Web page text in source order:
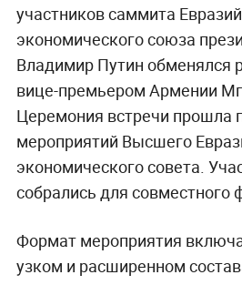
участников саммита
экономического союза
Владимир Путин обменялся
вице-премьером Армении
Церемония встречи прошла
мероприятий Высшего
экономического совета.
собрались для совместного
Формат мероприятия
узком и расширенном